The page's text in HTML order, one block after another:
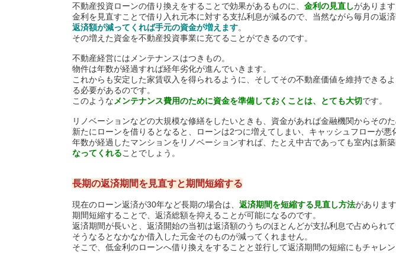
不動産投資ローンの借り換えをすることで効果があるものに、 金利の見直しがあります
金利を見直すことで借り入れ元本に対する支払利息が減るので、当然ながら毎月の返済
返済額が減ってくれば手元の資金が増えます。
その増えた資金を不動産投資事業に充てることができるのです。
不動産経営にはメンテナンスはつきもの。
物件は年数が経過すれば経年劣化が進んでいきます。
これからも安定した家賃収入を得られるように、そしてその不動産価値を維持できる
る必要があるのです。
このような メンテナンス費用のために資金を準備しておくことは、とても大切です。
リノベーションなどの大規模な修繕をしたいときも、資金があれば金融機関からその
新たにローンを借りるとなると、ローンは2つに増えてしまい、キャッシュフローが悪
年数が経過したマンションをリノベーションすれば、たとえ中古であっても室内は新築
なってくれることでしょう。
長期の返済期間を見直すと期間短縮する
現在のローン返済が30年など長期の場合は、 返済期間を短縮する見直し方法があります
期間短縮することで、返済総額を抑えることが可能になるのです。
返済期間が長いと、返済開始の当初は返済額のうちのほとんどが支払利息で占められて
そうなるとなかなか借入した元金そのものが減ってくれません。
そこで、低金利のローンへ借り換えをすることと並行して返済期間の短縮にもチャレン